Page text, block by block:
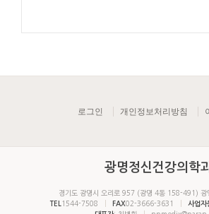
로그인 개인정보처리방침
광명정신건강의학
경기도 광명시 오리로 957 (광명 4동 158-491) 광
TEL 1544-7508 FAX02-3666-3631 사업자